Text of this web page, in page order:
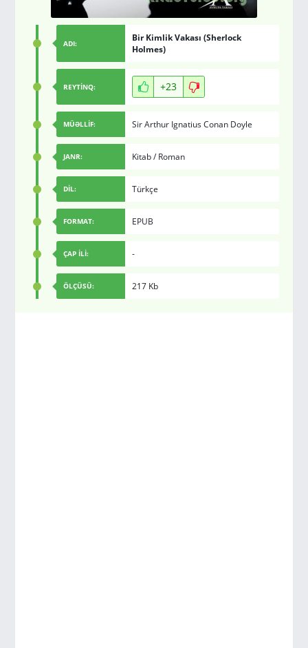
ADI:
Bir Kimlik Vakası (Sherlock
Holmes)
REYTİNQ: +23
MÜƏLLİF: Sir Arthur Ignatius Conan Doyle
JANR: Kitab/Roman
DİL: Türkçe
FORMAT: EPUB
ÇAP İLİ: -
ÖLÇÜSÜ: 217 Kb